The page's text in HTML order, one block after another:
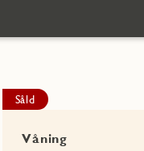
Såld
Våning